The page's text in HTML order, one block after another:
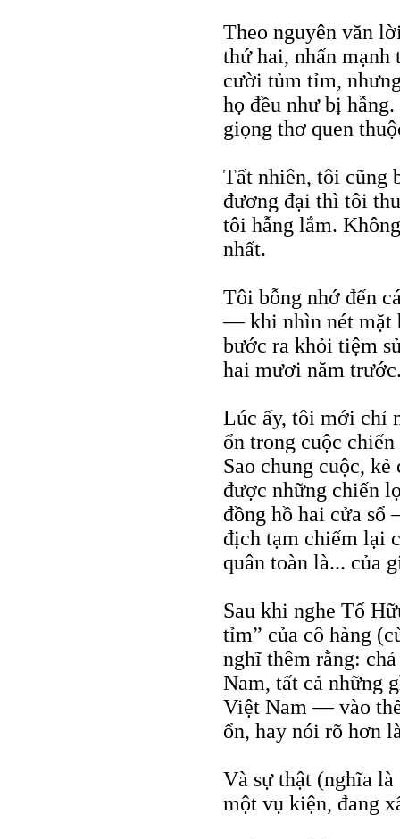
Theo nguyên văn
thứ hai, nhấn mạnh
cười tủm tỉm,
họ đều như bị
giọng thơ quen
Tất nhiên, tôi cũng
đương đại thì tôi
tôi hẫng lắm.
nhất.
Tôi bỗng nhớ đến
— khi nhìn nét mặt
bước ra khỏi tiệm
hai mươi năm
Lúc ấy, tôi mới chỉ
ổn trong cuộc
Sao chung cuộc,
được những chiến
đồng hồ hai cửa sổ
địch tạm chiếm lại
quân toàn là... của
Sau khi nghe Tố
tỉm” của cô hàng
nghĩ thêm rằng:
Nam, tất cả những
Việt Nam — vào
ổn, hay nói rõ hơn
Và sự thật (nghĩa
một vụ kiện, đang